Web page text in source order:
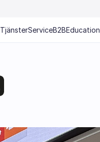
TjänsterServiceB2BEducation